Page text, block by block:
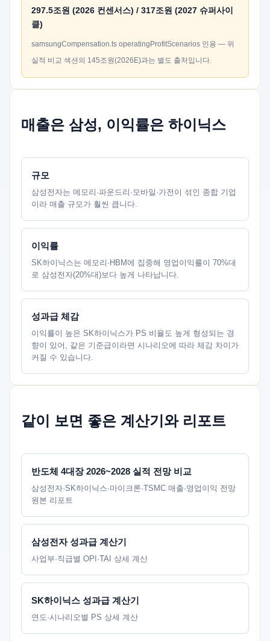
297.5조원 (2026 컨센서스) / 317조원 (2027 슈퍼사이
클)
samsungCompensation.ts operatingProfitScenarios 인용 — 위
실적 비교 섹션의 145조원(2026E)과는 별도 출처입니다.
매출은 삼성, 이익률은 하이닉스
규모
삼성전자는 메모리·파운드리·모바일·가전이 섞인 종합 기업
이라 매출 규모가 훨씬 큽니다.
이익률
SK하이닉스는 메모리·HBM에 집중해 영업이익률이 70%대
로 삼성전자(20%대)보다 높게 나타납니다.
성과급 체감
이익률이 높은 SK하이닉스가 PS 비율도 높게 형성되는 경
향이 있어, 같은 기준급이라면 시나리오에 따라 체감 차이가
커질 수 있습니다.
같이 보면 좋은 계산기와 리포트
반도체 4대장 2026~2028 실적 전망 비교
삼성전자·SK하이닉스·마이크론·TSMC 매출·영업이익 전망
원본 리포트
삼성전자 성과급 계산기
사업부·직급별 OPI·TAI 상세 계산
SK하이닉스 성과급 계산기
연도·시나리오별 PS 상세 계산